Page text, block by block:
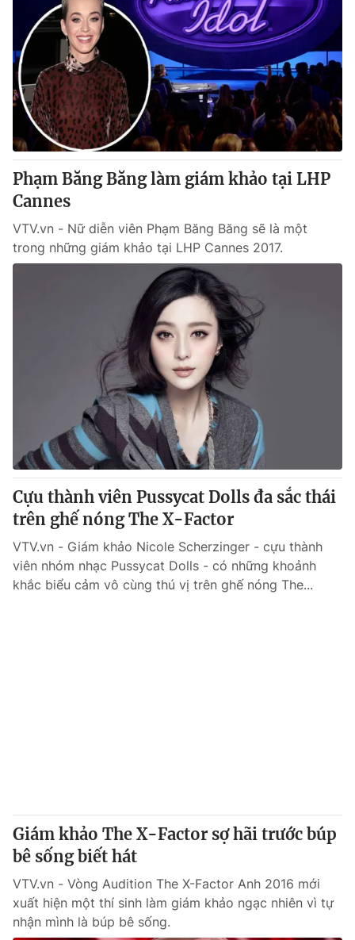
Phạm Băng Băng làm giám khảo tại LHP
Cannes
VTV.vn - Nữ diễn viên Phạm Băng Băng sẽ là một
trong những giám khảo tại LHP Cannes 2017.
Cựu thành viên Pussycat Dolls đa sắc thái
trên ghế nóng The X-Factor
VTV.vn - Giám khảo Nicole Scherzinger - cựu thành
viên nhóm nhạc Pussycat Dolls - có những khoảnh
khắc biểu cảm vô cùng thú vị trên ghế nóng The...
Giám khảo The X-Factor sợ hãi trước búp
bê sống biết hát
VTV.vn - Vòng Audition The X-Factor Anh 2016 mới
xuất hiện một thí sinh làm giám khảo ngạc nhiên vì tự
nhận mình là búp bê sống.